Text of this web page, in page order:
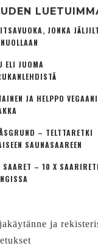
JONKA
ELI JUOMA
JA HELPPO
– TELTTARETKI
SAUNASAAREEN
SAARET – 10 X
ja